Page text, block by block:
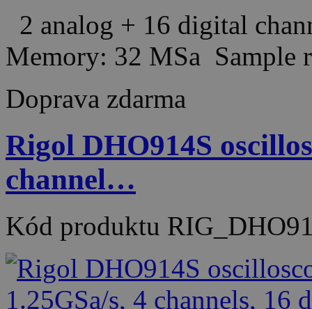
2 analog + 16 digital
Memory: 32 MSa Sample
Doprava zdarma
Rigol DHO914S
channel…
Kód produktu